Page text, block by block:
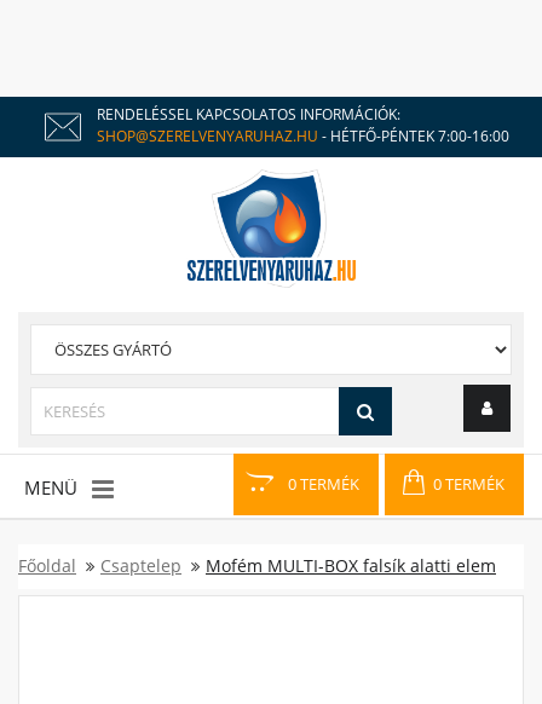
RENDELÉSSEL KAPCSOLATOS INFORMÁCIÓK:
SHOP@SZERELVENYARUHAZ.HU - HÉTFŐ-PÉNTEK 7:00-16:00
0 TERMÉK 0 TERMÉK
MENÜ
Főoldal Csaptelep Mofém MULTI-BOX falsík alatti elem